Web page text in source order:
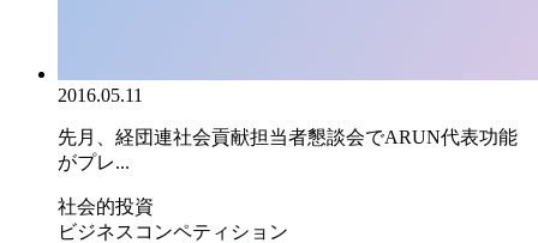
2016.05.11
先月、経団連社会貢献担当者懇談会でARUN代表功能
がプレ...
社会的投資
ビジネスコンペティション